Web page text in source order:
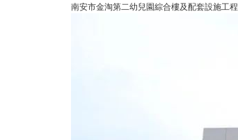
南安市金淘第二幼兒園綜合樓及配套設施工程